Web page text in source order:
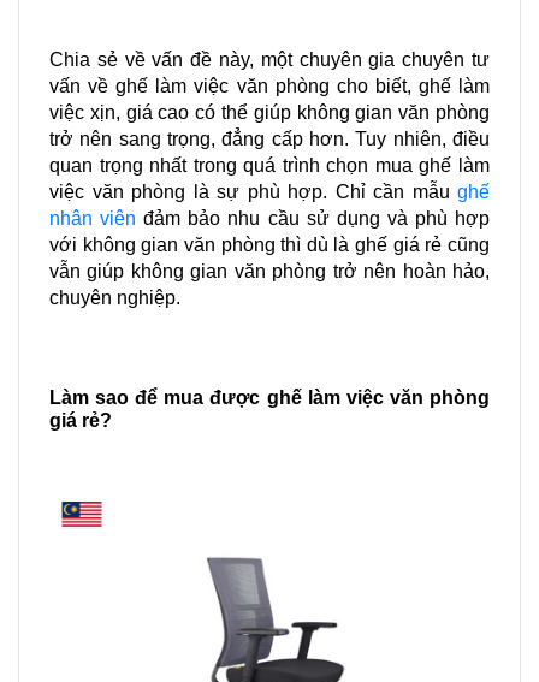
Chia sẻ về vấn đề này, một chuyên gia chuyên tư
vấn về ghế làm việc văn phòng cho biết, ghế làm
việc xịn, giá cao có thể giúp không gian văn phòng
trở nên sang trọng, đẳng cấp hơn. Tuy nhiên, điều
quan trọng nhất trong quá trình chọn mua ghế làm
việc văn phòng là sự phù hợp. Chỉ cần mẫu ghế
nhân viên đảm bảo nhu cầu sử dụng và phù hợp
với không gian văn phòng thì dù là ghế giá rẻ cũng
vẫn giúp không gian văn phòng trở nên hoàn hảo,
chuyên nghiệp.
Làm sao để mua được ghế làm việc văn phòng
giá rẻ?